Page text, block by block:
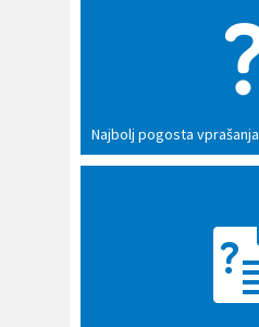
Najbolj pogosta vprašanja